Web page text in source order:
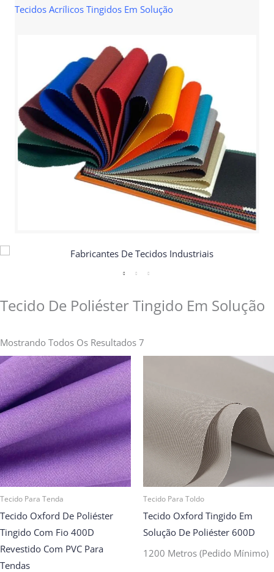
Tecidos Acrílicos Tingidos Em Solução
Tecido De Poliéster Tingido Em Solução
Mostrando Todos Os Resultados 7
Tecido Para Tenda
Tecido Oxford De Poliéster
Tingido Com Fio 400D
Revestido Com PVC Para
Tendas
Tecido Para Toldo
Tecido Oxford Tingido Em
Solução De Poliéster 600D
1200 Metros (pedido Mínimo)